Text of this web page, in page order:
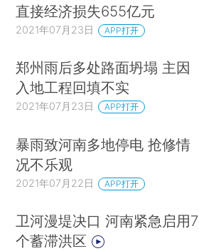
直接经济损失655亿元
2021年07月23日 APP打开
郑州雨后多处路面坍塌 主因
入地工程回填不实
2021年07月23日 APP打开
暴雨致河南多地停电 抢修情
况不乐观
2021年07月22日 APP打开
卫河漫堤决口 河南紧急启用7
个蓄滞洪区